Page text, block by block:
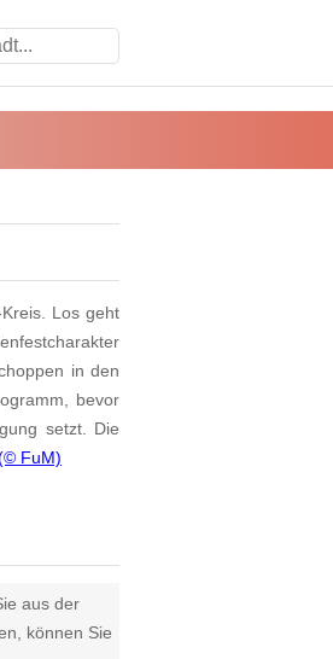
Los geht
in den
bevor
setzt. Die
FuM)
aus der
können Sie